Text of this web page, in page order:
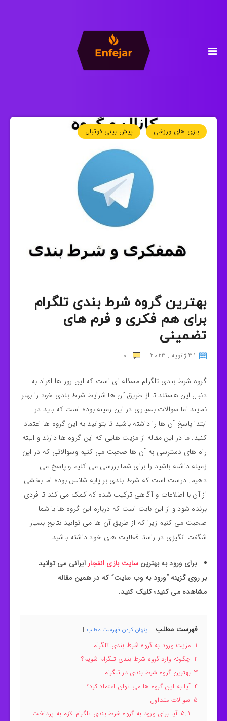
بازی های ورزشی پیش بینی فوتبال
بهترین گروه شرط بندی تلگرام
برای هم فکری و فرم های
تضمینی
31 ژانویه , 2023 0
گروه شرط بندی تلگرام مسئله ای است که این روز ها افراد به
دنبال این هستند تا از طریق آن ها شرایط شرط بندی خود را بهتر
نمایند اما سوالات بسیاری در این زمینه بوده است که باید در
ابتدا پاسخ آن ها را داشته باشید تا بتوانید به این گروه ها اعتماد
کنید. ما در این مقاله از مزیت هایی که این گروه ها دارند و البته
راه های دسترسی به آن ها صحبت می کنیم وسوالاتی که در این
زمینه داشته باشید را برای شما بررسی می کنیم و پاسخ می
دهیم. درست است که شرط بندی بر پایه شانس بوده اما بخشی
از آن با اطلاعات و آگاهی ترکیب شده که کمک می کند تا فردی
برنده شود و از این بابت است که درباره این گروه ها با شما
صحبت می کنیم زیرا که از طریق آن ها می توانید نتایج بسیار
شگفت انگیزی در راستا فعالیت های خود داشته باشید.
برای ورود به بهترینسایت بازی انفجار ایرانی می توانید
بر روی گزینه “ورود به وب سایت” که در همین مقاله
مشاهده می کنید؛ کلیک کنید.
فهرست مطلب پنهان کردن فهرست مطلب
1 مزیت ورود به گروه شرط بندی تلگرام
2 چگونه وارد گروه شرط بندی تلگرام شویم؟
3 بهترین گروه شرط بندی در تلگرام
4 آیا به این گروه ها می توان اعتماد کرد؟
5 سوالات متداول
5.1 آیا برای ورود به گروه شرط بندی تلگرام لازم به پرداخت